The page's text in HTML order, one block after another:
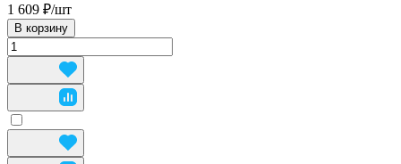
1 609 ₽/шт
В корзину